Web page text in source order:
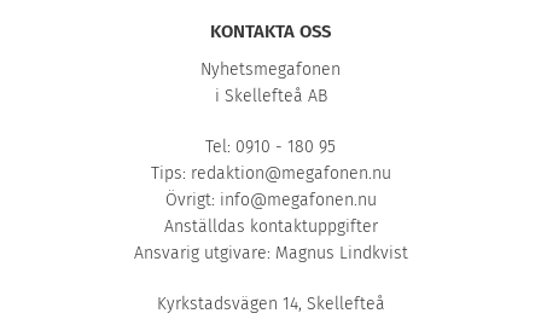
KONTAKTA OSS
Nyhetsmegafonen
i Skellefteå AB
Tel: 0910 - 180 95
Tips: redaktion@megafonen.nu
Övrigt: info@megafonen.nu
Anställdas kontaktuppgifter
Ansvarig utgivare: Magnus Lindkvist
Kyrkstadsvägen 14, Skellefteå